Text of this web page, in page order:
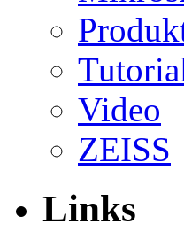
Video
ZEISS
Links